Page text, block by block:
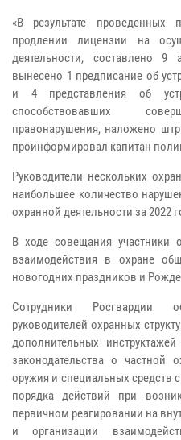
«В результате
продлении лицензии на
деятельности, составлено 9
вынесено 1 предписание об
и 4 представления об
способствовавших
правонарушения, наложено
проинформировал капитан
Руководители нескольких
наибольшее количество
охранной деятельности за 2022
В ходе совещания участники
взаимодействия в охране
новогодних праздников и
Сотрудники Росгвардии
руководителей охранных
дополнительных
законодательства о частной
оружия и специальных средств
порядка действий при
первичном реагировании на
и организации